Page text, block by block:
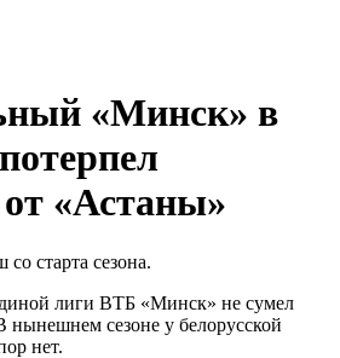
«Минск» в
«Астаны»
старта сезона.
лиги ВТБ «Минск» не сумел
нынешнем сезоне у белорусской
нет.